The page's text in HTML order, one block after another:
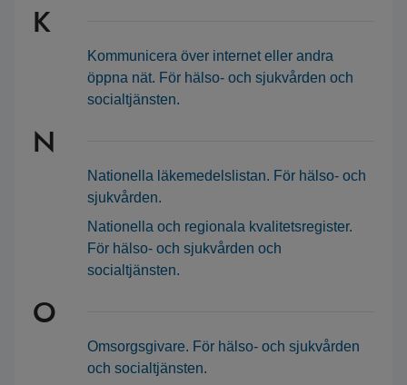
K
Kommunicera över internet eller andra
öppna nät. För hälso- och sjukvården och
socialtjänsten.
N
Nationella läkemedelslistan. För hälso- och
sjukvården.
Nationella och regionala kvalitetsregister.
För hälso- och sjukvården och
socialtjänsten.
O
Omsorgsgivare. För hälso- och sjukvården
och socialtjänsten.